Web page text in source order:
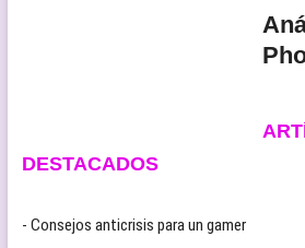
DESTACADOS
- Consejos anticrisis para un gamer